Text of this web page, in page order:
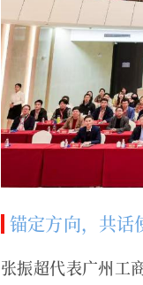
锚定方向，共话
张振超代表广州工